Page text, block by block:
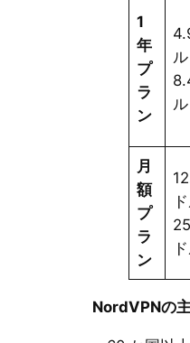
1
年
プ
ラ
ン
ル
月
額
プ
ラ
ン
NordVPNの